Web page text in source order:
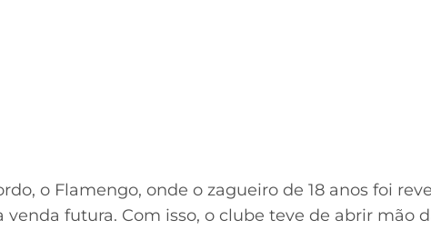
o Flamengo, onde o zagueiro de 18 anos foi
venda futura. Com isso, o clube teve de abrir mão